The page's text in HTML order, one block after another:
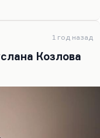
изящной
Андрею
может читать
потому что
пользуются
как верно. А
то Сорокин
миром, чтобы
1 год назад
Козлова